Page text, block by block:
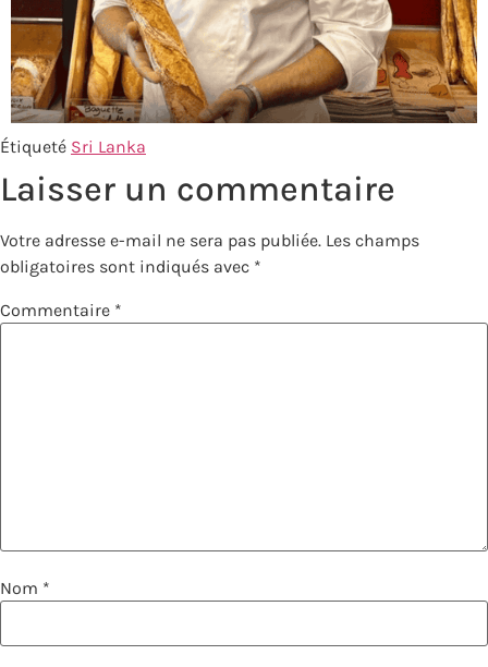
Étiqueté Sri Lanka
Laisser un commentaire
Votre adresse e-mail ne sera pas publiée. Les champs
obligatoires sont indiqués avec *
Commentaire *
Nom *